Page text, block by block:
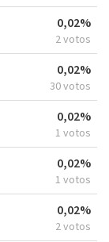
0,02%
2 votos
0,02%
30 votos
0,02%
1 votos
0,02%
1 votos
0,02%
2 votos